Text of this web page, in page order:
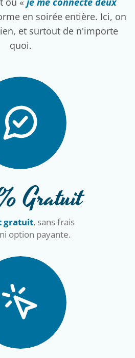
en soirée entière. Ici, on
et surtout de n'importe
quoi.
Gratuit
gratuit, sans frais
option payante.